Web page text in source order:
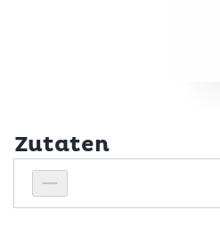
Zutaten
Personenanzahl verringern
Personenanzahl